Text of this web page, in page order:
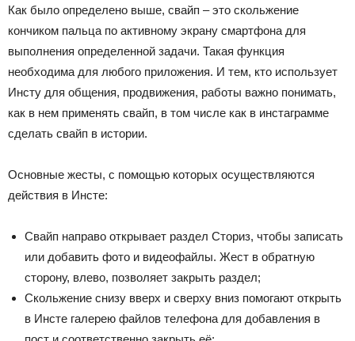
Как было определено выше, свайп – это скольжение
кончиком пальца по активному экрану смартфона для
выполнения определенной задачи. Такая функция
необходима для любого приложения. И тем, кто использует
Инсту для общения, продвижения, работы важно понимать,
как в нем применять свайп, в том числе как в инстаграмме
сделать свайп в истории.
Основные жесты, с помощью которых осуществляются
действия в Инсте:
Свайп направо открывает раздел Сториз, чтобы записать
или добавить фото и видеофайлы. Жест в обратную
сторону, влево, позволяет закрыть раздел;
Скольжение снизу вверх и сверху вниз помогают открыть
в Инсте галерею файлов телефона для добавления в